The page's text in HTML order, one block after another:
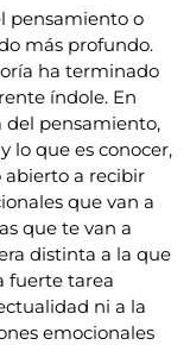
pensamiento o
más profundo.
ha terminado
índole. En
del pensamiento,
lo que es conocer,
abierto a recibir
que van a
que te van a
distinta a la que
fuerte tarea
ni a la
emocionales